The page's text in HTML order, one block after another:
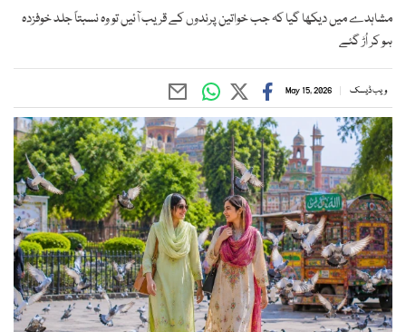
مشاہدے میں دیکھا گیا کہ جب خواتین پرندوں کے قریب آئیں تو وہ نسبتاً جلد خوفزدہ
ہو کر اُڑ گئے
ویب ڈیسک May 15, 2026